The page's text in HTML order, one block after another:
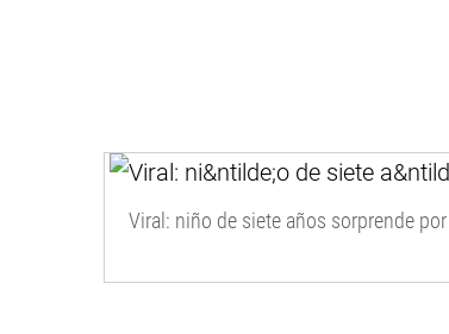
Viral: niño de siete años sorprende